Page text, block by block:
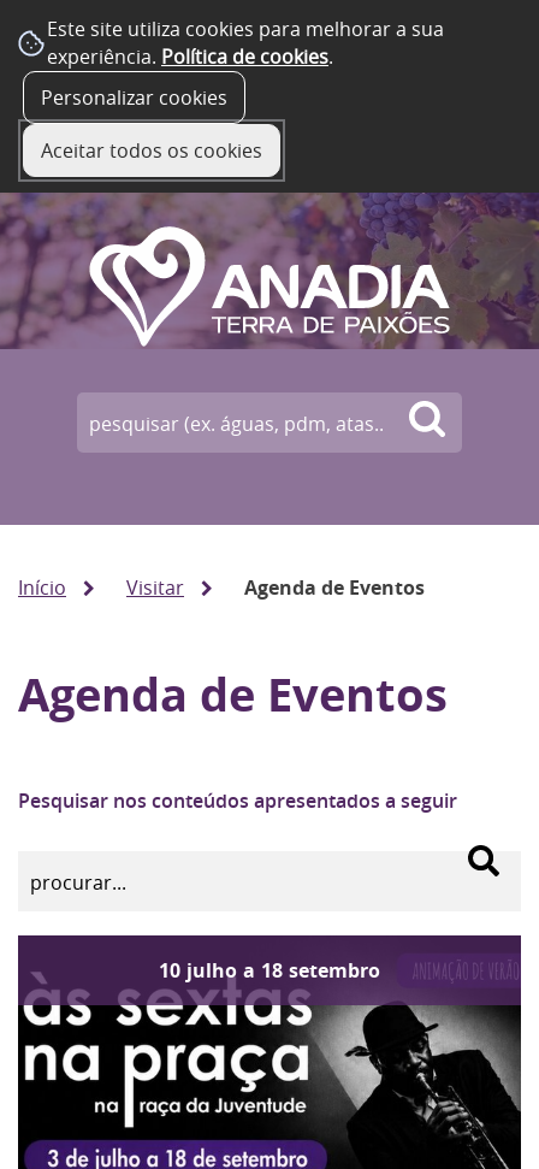
Este site utiliza cookies para melhorar a sua
experiência. Política de cookies.
Personalizar cookies
Aceitar todos os cookies
Início Visitar Agenda de Eventos
Agenda de Eventos
Pesquisar nos conteúdos apresentados a seguir
10 julho a 18 setembro